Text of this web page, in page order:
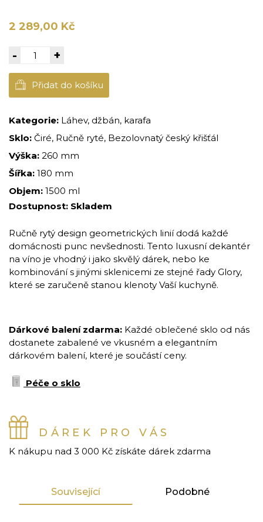
2 289,00 Kč
- +
Přidat do košíku
Kategorie: Láhev, džbán, karafa
Sklo: Čiré, Ručně ryté, Bezolovnatý český křišťál
Výška: 260 mm
Šířka: 180 mm
Objem: 1500 ml
Dostupnost: Skladem
Ručně rytý design geometrických linií dodá každé
domácnosti punc nevšednosti. Tento luxusní dekantér
na víno je vhodný i jako skvělý dárek, nebo ke
kombinování s jinými sklenicemi ze stejné řady Glory,
které se zaručeně stanou klenoty Vaší kuchyně.
Dárkové balení zdarma: Každé oblečené sklo od nás
dostanete zabalené ve vkusném a elegantním
dárkovém balení, které je součástí ceny.
Péče o sklo
DÁREK PRO VÁS
K nákupu nad 3 000 Kč získáte dárek zdarma
Související Podobné